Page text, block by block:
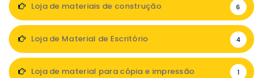
Loja de materiais de construção 6
Loja de Material de Escritório 4
Loja de material para cópia e impressão 1